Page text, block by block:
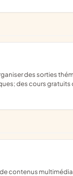
des cours gratuits